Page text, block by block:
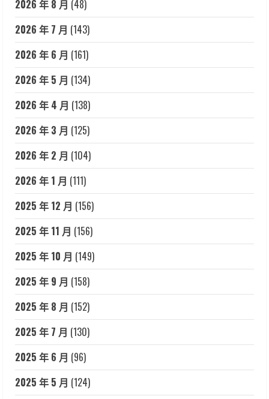
2026 年 8 月 (48)
2026 年 7 月 (143)
2026 年 6 月 (161)
2026 年 5 月 (134)
2026 年 4 月 (138)
2026 年 3 月 (125)
2026 年 2 月 (104)
2026 年 1 月 (111)
2025 年 12 月 (156)
2025 年 11 月 (156)
2025 年 10 月 (149)
2025 年 9 月 (158)
2025 年 8 月 (152)
2025 年 7 月 (130)
2025 年 6 月 (96)
2025 年 5 月 (124)